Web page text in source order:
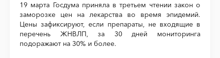
19 марта Госдума приняла в третьем чтении закон о
заморозке цен на лекарства во время эпидемий.
Цены зафиксируют, если препараты, не входящие в
перечень ЖНВЛП, за 30 дней мониторинга
подоражают на 30% и более.